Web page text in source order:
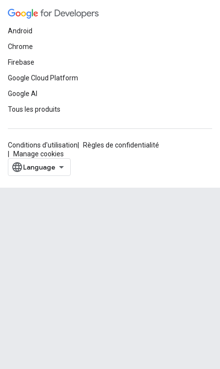
Android
Chrome
Firebase
Google Cloud Platform
Google AI
Tous les produits
Conditions d'utilisation
Règles de confidentialité
Manage cookies